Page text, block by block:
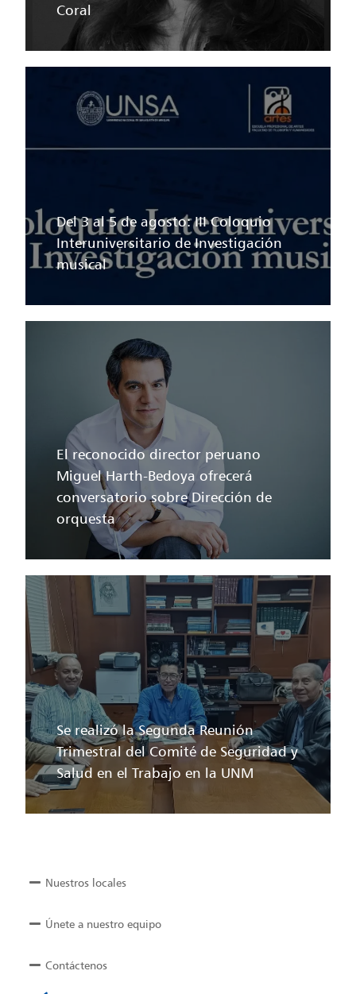
Coral
Del 3 al 5 de agosto: III Coloquio
Interuniversitario de Investigación
musical
El reconocido director peruano
Miguel Harth-Bedoya ofrecerá
conversatorio sobre Dirección de
orquesta
Se realizó la Segunda Reunión
Trimestral del Comité de Seguridad y
Salud en el Trabajo en la UNM
Nuestros locales
Únete a nuestro equipo
Contáctenos